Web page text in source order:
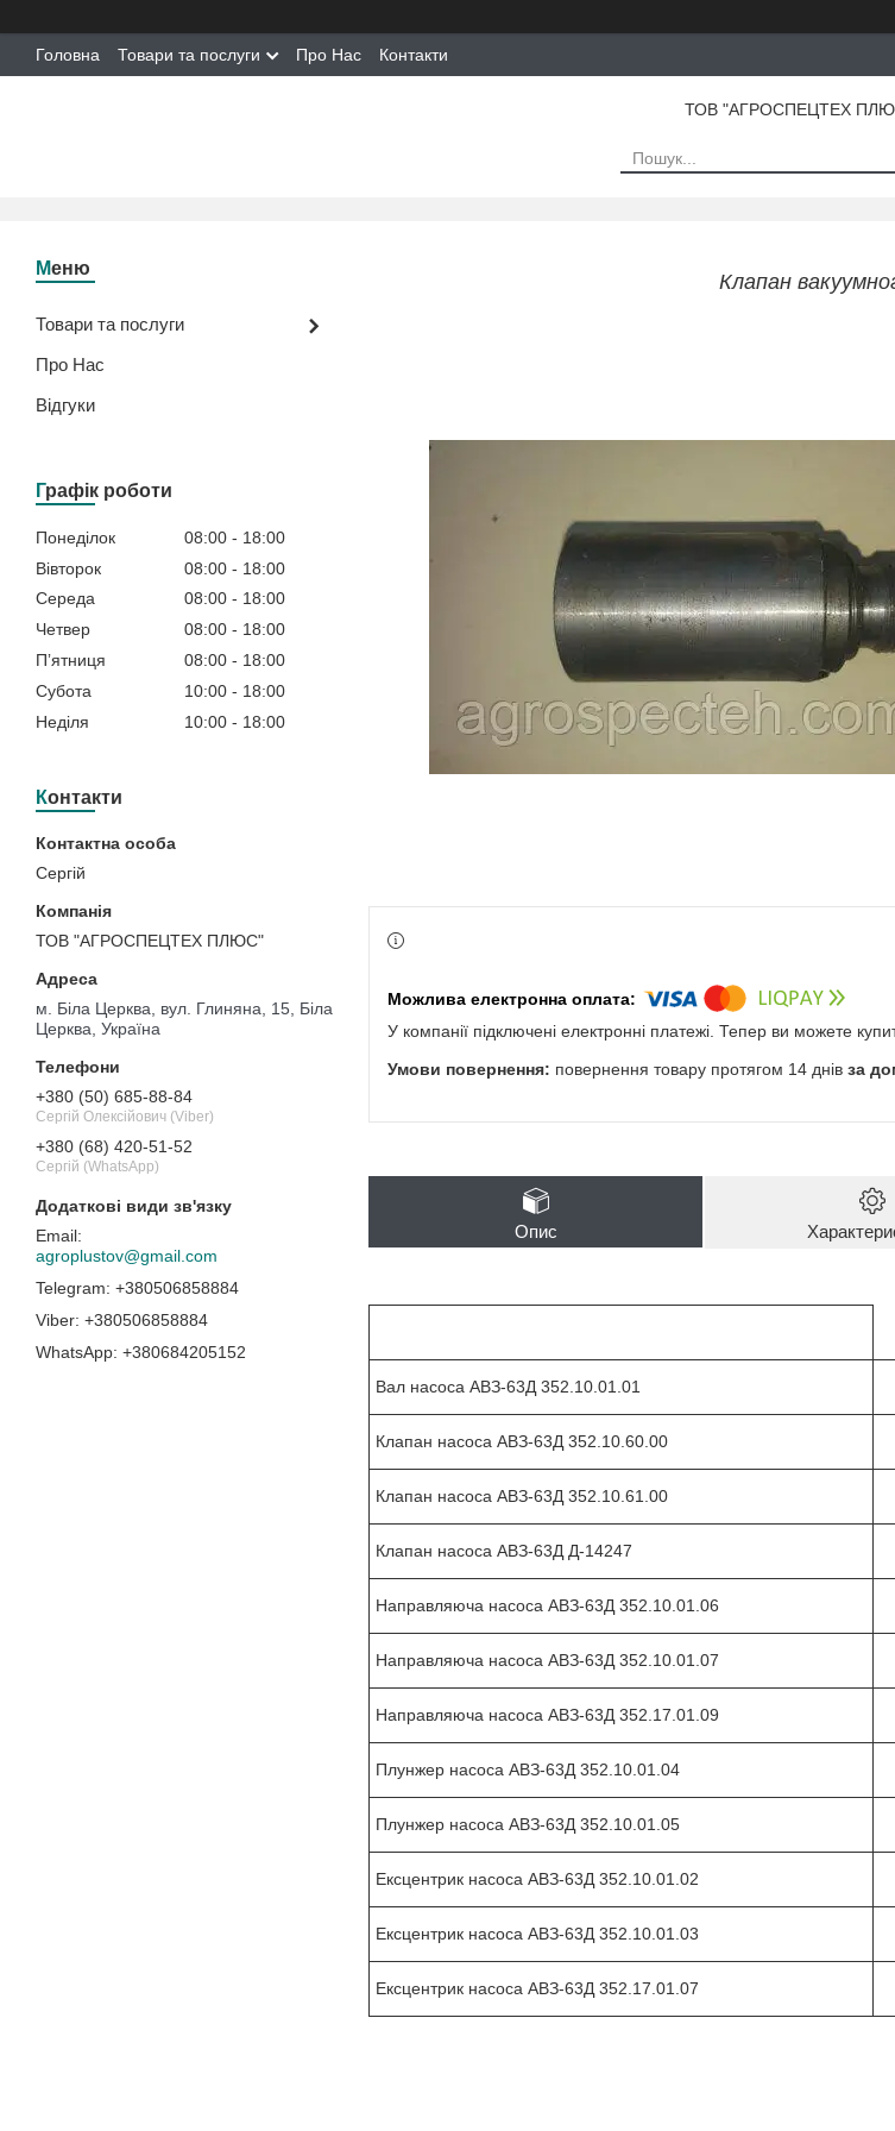
Головна Товари та послуги Про Нас Контакти
ТОВ "АГРОСПЕЦТЕХ
Товари та послуги
Про Нас
Відгуки
Графік роботи
Понеділок 08:00
18:00
Вівторок
08:00
18:00
Середа
08:00
18:00
Четвер
08:00
18:00
Пʼятниця
08:00
18:00
Субота
10:00
18:00
Неділя
10:00 18:00
Контакти
Сергій
ТОВ "АГРОСПЕЦТЕХ ПЛЮС"
м. Біла Церква, вул. Глиняна, 15, Біла
Церква, Україна
+380 (50) 685-88-84
Сергій Олексійович (Viber)
+380 (68) 420-51-52
Сергій (WhatsApp)
agroplustov@gmail.com
+380506858884
+380506858884
+380684205152
Клапан
У компанії підключені електронні платежі. Тепер ви можете
повернення товару протягом 14 днів за
Опис
Вал насоса АВЗ-63Д 352.10.01.01
Клапан насоса АВЗ-63Д 352.10.60.00
Клапан насоса АВЗ-63Д 352.10.61.00
Клапан насоса АВЗ-63Д Д-14247
Направляюча насоса АВЗ-63Д 352.10.01.06
Направляюча насоса АВЗ-63Д 352.10.01.07
Направляюча насоса АВЗ-63Д 352.17.01.09
Плунжер насоса АВЗ-63Д 352.10.01.04
Плунжер насоса АВЗ-63Д 352.10.01.05
Ексцентрик насоса АВЗ-63Д 352.10.01.02
Ексцентрик насоса АВЗ-63Д 352.10.01.03
Ексцентрик насоса АВЗ-63Д 352.17.01.07